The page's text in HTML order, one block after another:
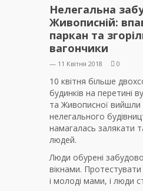
Нелегальна
Живописній:
паркан та
вагончики
— 11 Квітня 2018 0
10 квітня більше
будинків на перетині
та Живописної
нелегального
намагалась залякати
людей.
Люди обурені
вікнами.
і молоді мами, і люди